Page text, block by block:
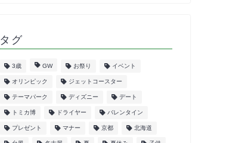
タグ
3歳 GW お祭り イベント
オリンピック ジェットコースター
テーマパーク ディズニー デート
トミカ博 ドライヤー バレンタイン
プレゼント マナー 京都 北海道